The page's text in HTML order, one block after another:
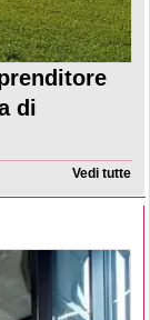
di
Vedi tutte